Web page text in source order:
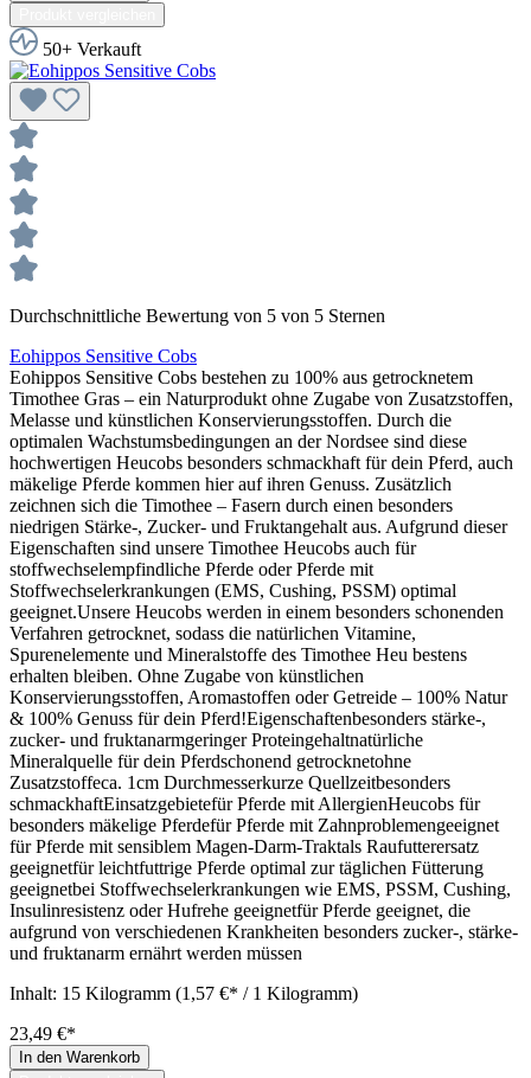
50+ Verkauft
Durchschnittliche Bewertung von 5 von 5 Sternen
Eohippos Sensitive Cobs
Eohippos Sensitive Cobs bestehen zu 100% aus getrocknetem
Timothee Gras – ein Naturprodukt ohne Zugabe von Zusatzstoffen,
Melasse und künstlichen Konservierungsstoffen. Durch die
optimalen Wachstumsbedingungen an der Nordsee sind diese
hochwertigen Heucobs besonders schmackhaft für dein Pferd, auch
mäkelige Pferde kommen hier auf ihren Genuss. Zusätzlich
zeichnen sich die Timothee – Fasern durch einen besonders
niedrigen Stärke-, Zucker- und Fruktangehalt aus. Aufgrund dieser
Eigenschaften sind unsere Timothee Heucobs auch für
stoffwechselempfindliche Pferde oder Pferde mit
Stoffwechselerkrankungen (EMS, Cushing, PSSM) optimal
geeignet.Unsere Heucobs werden in einem besonders schonenden
Verfahren getrocknet, sodass die natürlichen Vitamine,
Spurenelemente und Mineralstoffe des Timothee Heu bestens
erhalten bleiben. Ohne Zugabe von künstlichen
Konservierungsstoffen, Aromastoffen oder Getreide – 100% Natur
& 100% Genuss für dein Pferd!Eigenschaftenbesonders stärke-,
zucker- und fruktanarmgeringer Proteingehaltnatürliche
Mineralquelle für dein Pferdschonend getrocknetohne
Zusatzstoffeca. 1cm Durchmesserkurze Quellzeitbesonders
schmackhaftEinsatzgebietefür Pferde mit AllergienHeucobs für
besonders mäkelige Pferdefür Pferde mit Zahnproblemengeeignet
für Pferde mit sensiblem Magen-Darm-Traktals Raufutterersatz
geeignetfür leichtfuttrige Pferde optimal zur täglichen Fütterung
geeignetbei Stoffwechselerkrankungen wie EMS, PSSM, Cushing,
Insulinresistenz oder Hufrehe geeignetfür Pferde geeignet, die
aufgrund von verschiedenen Krankheiten besonders zucker-, stärke-
und fruktanarm ernährt werden müssen
Inhalt: 15 Kilogramm (1,57 €* / 1 Kilogramm)
23,49 €*
In den Warenkorb